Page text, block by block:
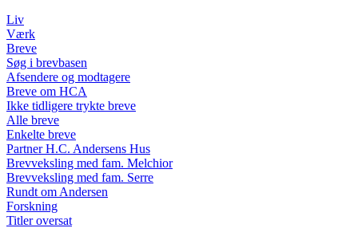
Liv
Værk
Breve
Søg i brevbasen
Afsendere og modtagere
Breve om HCA
Ikke tidligere trykte breve
Alle breve
Enkelte breve
Partner H.C. Andersens Hus
Brevveksling med fam. Melchior
Brevveksling med fam. Serre
Rundt om Andersen
Forskning
Titler oversat